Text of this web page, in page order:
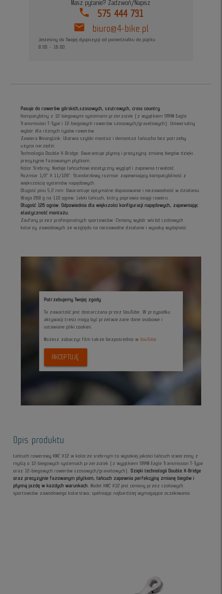
Masz pytanie? Zadzwoń/Napisz
phone 575 444 731
mail biuro@4-bike.pl
Jesteśmy do Twojej dyspozycji od poniedziałku do piątku
8:00 - 16:00
Pasuje do rowerów górskich,szosowych, szutrowych, cross country
Kompatybilny z 12-biegowymi systemami przerzutek (z wyjątkiem SRAM Eagle
Transmission T-Type i 12-biegowych rowerów szosowych/gravelowych): Uniwersalny
wybór dla różnych typów rowerów.
Zawiera MissingLink: Ułatwia szybki montaż i demontaż łańcucha bez potrzeby
użycia narzędzi.
Technologia Double X-Bridge: Gwarantuje płynną i precyzyjną zmianę biegów dzięki
precyzyjnie fazowanym płytkom.
Kolor Srebrny: Nadaje łańcuchowi estetyczny wygląd i zapewnia trwałość.
Rozmiar 1/2" X 11/128": Standardowy rozmiar zapewniający kompatybilność z
większością systemów napędowych.
Długość pinu 5,2 mm: Gwarantuje optymalne dopasowanie i niezawodność w działaniu.
Waga 268 g na 110 ogniw: Lekki łańcuch, który poprawia osiągi roweru.
Długość 126 ogniw: Odpowiednia dla większości konfiguracji napędowych, zapewniając
elastyczność montażu.
Zaufany przez profesjonalnych sportowców: Ceniony wybór wśród czołowych
kolarzy zawodowych ze względu na niezawodne działanie i wysoką wydajność.
Potrzebujemy Twojej zgody
Ta zawartość jest dostarczana przez YouTube. W przypadku
aktywacji treści mogą być przetwarzane dane osobowe i
ustawiane pliki cookies.
Możesz zobaczyc film także bezpośrednio w YouTube
AKCEPTUJĘ
Opis produktu
Łańcuch rowerowy KMC X12 w kolorze srebrnym to wysokiej jakości łańcuch stworzony z
myślą o 12-biegowych systemach przerzutek (z wyjątkiem SRAM Eagle Transmission T-Type
oraz 12-biegowych rowerów szosowych/gravelowych). Dzięki technologii Double X-Bridge
oraz precyzyjnie fazowanym płytkom, łańcuch zapewnia perfekcyjną zmianę biegów i
płynną jazdę w każdych warunkach. Model KMC X12 jest ceniony przez czołowych
sportowców zawodowego kolarstwa, spełniając najbardziej wymagające oczekiwania.